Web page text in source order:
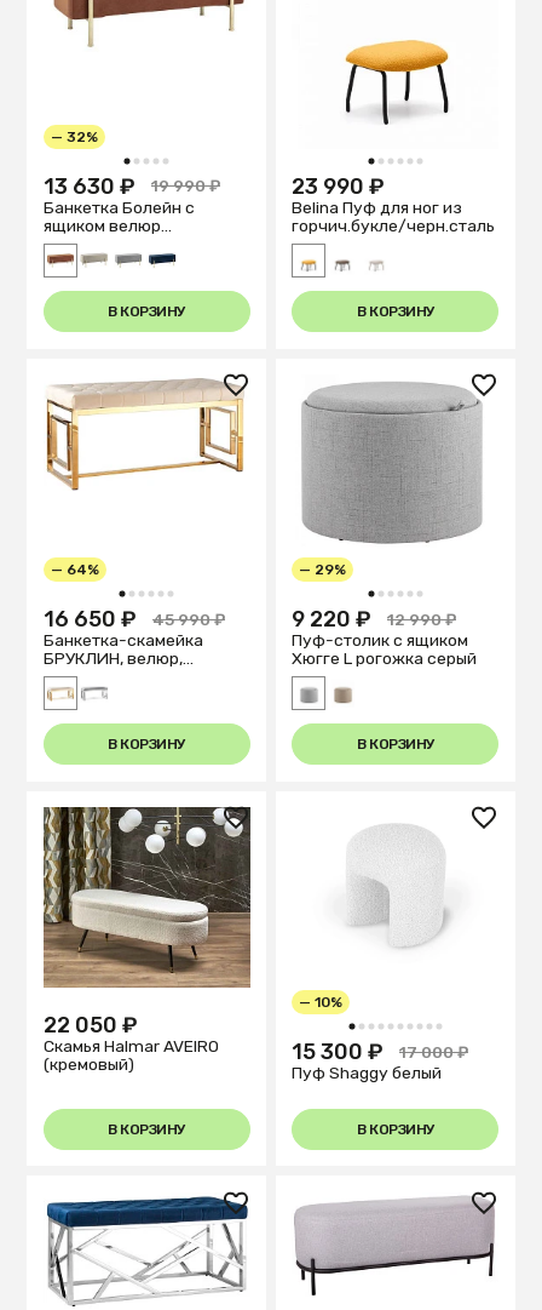
1 2 3 4 5
— 32%
13 630 ₽
19 990 ₽
Банкетка Болейн с
ящиком велюр
терракотовый
В КОРЗИНУ
1 2 3 4 5 6
23 990 ₽
Belina Пуф для ног из
горчич.букле/черн.сталь
В КОРЗИНУ
1 2 3 4 5 6
— 64%
16 650 ₽
45 990 ₽
Банкетка-скамейка
БРУКЛИН, велюр,
бежевая/золото
В КОРЗИНУ
1 2 3 4 5 6
— 29%
9 220 ₽
12 990 ₽
Пуф-столик с ящиком
Хюгге L рогожка серый
В КОРЗИНУ
22 050 ₽
Скамья Halmar AVEIRO
(кремовый)
В КОРЗИНУ
1 2 3 4 5 6 7 8 9 10
— 10%
15 300 ₽
17 000 ₽
Пуф Shaggy белый
В КОРЗИНУ